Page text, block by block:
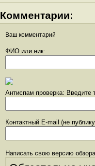
Комментарии:
Ваш комментарий
ФИО или ник:
Антиспам проверка: Введите
Контактный E-mail (не
Написать свою версию